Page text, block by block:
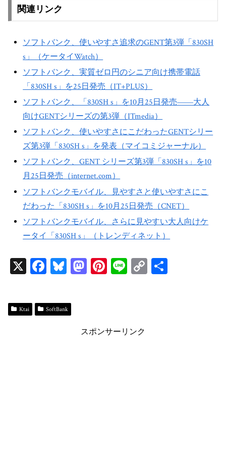
関連リンク
ソフトバンク、使いやすさ追求のGENT第3弾「830SH
s」（ケータイWatch）
ソフトバンク、実質ゼロ円のシニア向け携帯電話
「830SH s」を25日発売（IT+PLUS）
ソフトバンク、「830SH s」を10月25日発売――大人
向けGENTシリーズの第3弾（ITmedia）
ソフトバンク、使いやすさにこだわったGENTシリー
ズ第3弾「830SH s」を発表（マイコミジャーナル）
ソフトバンク、GENT シリーズ第3弾「830SH s」を10
月25日発売（internet.com）
ソフトバンクモバイル、見やすさと使いやすさにこ
だわった「830SH s」を10月25日発売（CNET）
ソフトバンクモバイル、さらに見やすい大人向けケ
ータイ「830SH s」（トレンディネット）
X Fa
bo
ok
Bl
sk
y
M
n
Pi
t
Li C
Ktai SoftBank
スポンサーリンク